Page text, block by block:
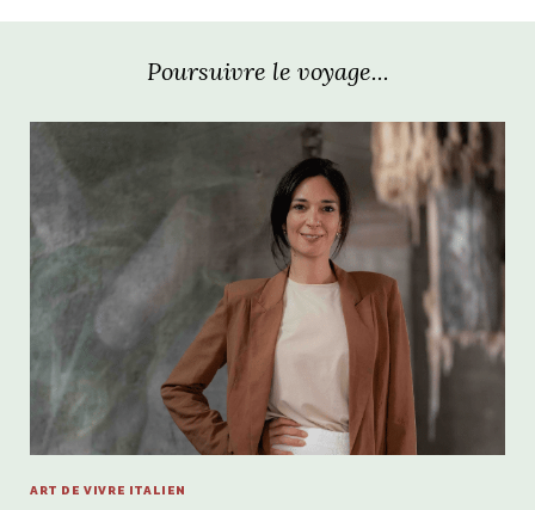
Poursuivre le voyage...
ART DE VIVRE ITALIEN